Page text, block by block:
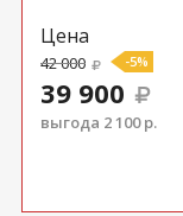
Цена
42 000 -5%
39 900
выгода 2 100 р.